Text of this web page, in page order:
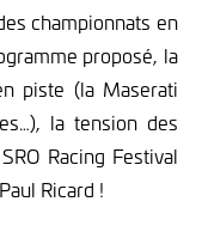
championnats en
proposé, la
piste (la Maserati
la tension des
Racing Festival
Ricard !